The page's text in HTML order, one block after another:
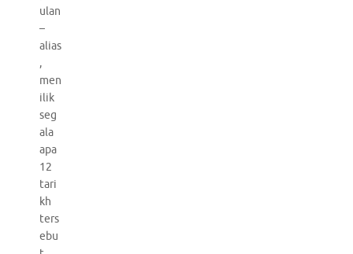
ulan
–
alias
,
men
ilik
seg
ala
apa
12
tari
kh
ters
ebu